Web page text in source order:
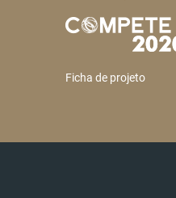
Ficha de projeto